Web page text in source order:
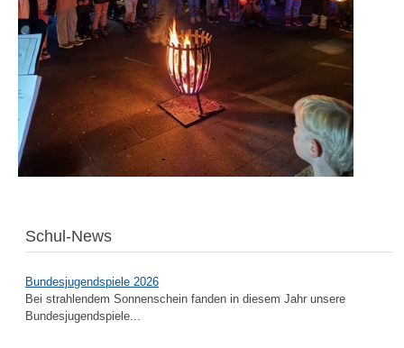
Schul-News
Bundesjugendspiele 2026
Bei strahlendem Sonnenschein fanden in diesem Jahr unsere
Bundesjugendspiele...